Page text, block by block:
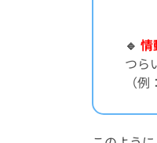
🔹 情
つら
（